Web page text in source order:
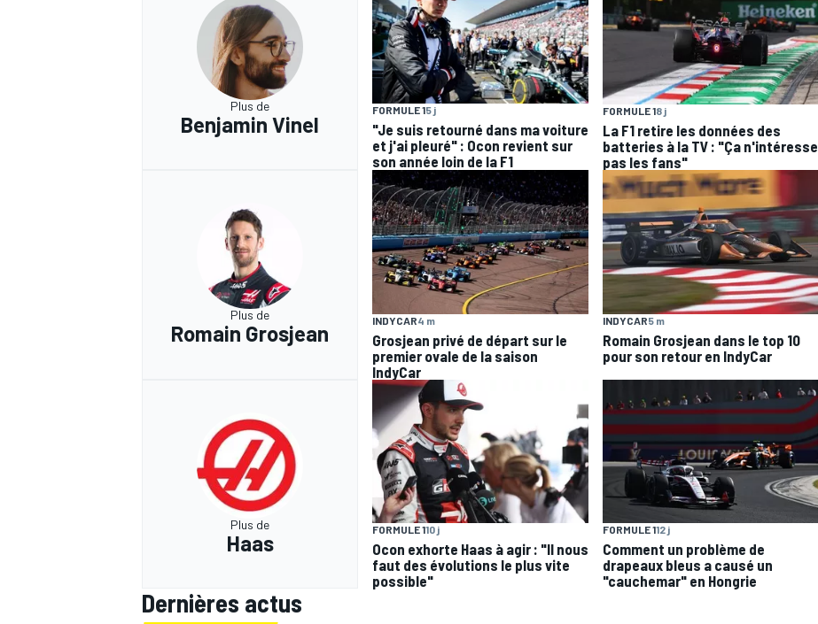
Plus de
Benjamin Vinel
FORMULE 15 j
"Je suis retourné dans ma voiture
et j'ai pleuré" : Ocon revient sur
son année loin de la F1
FORMULE 18 j
La F1 retire les données des
batteries à la TV : "Ça n'intéresse
pas les fans"
Plus de
Romain Grosjean
INDYCAR4 m
Grosjean privé de départ sur le
premier ovale de la saison
IndyCar
INDYCAR5 m
Romain Grosjean dans le top 10
pour son retour en IndyCar
Plus de
Haas
FORMULE 110 j
Ocon exhorte Haas à agir : "Il nous
faut des évolutions le plus vite
possible"
FORMULE 112 j
Comment un problème de
drapeaux bleus a causé un
"cauchemar" en Hongrie
Dernières actus